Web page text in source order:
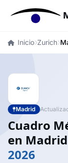
Inicio Zurich
Madrid
Cuadro
en Madrid
2026